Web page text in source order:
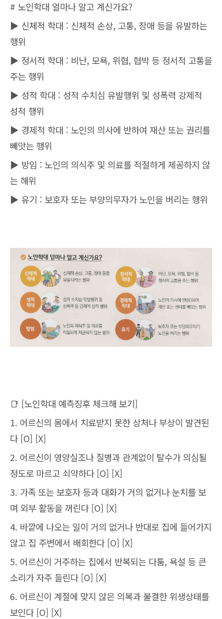
# 노인학대 얼마나 알고 계신가요?
▶ 신체적 학대 : 신체적 손상, 고통, 장애 등을 유발하는
행위
▶ 정서적 학대 : 비난, 모욕, 위협, 협박 등 정서적 고통을
주는 행위
▶ 성적 학대 : 성적 수치심 유발행위 및 성폭력 강제적
성적 행위
▶ 경제적 학대 : 노인의 의사에 반하여 재산 또는 권리를
빼앗는 행위
▶ 방임 : 노인의 의식주 및 의료를 적절하게 제공하지 않
는 해위
▶ 유기 : 보호자 또는 부양의무자가 노인을 버리는 행위
📑 [노인학대 예측징후 체크해 보기]
1. 어르신의 몸에서 치료받지 못한 상처나 부상이 발견된
다 [O] [X]
2. 어르신이 영양실조나 질병과 관계없이 탈수가 의심될
정도로 마르고 쇠약하다 [O] [X]
3. 가족 또는 보호자 등과 대화가 거의 없거나 눈치를 보
며 외부 활동을 꺼린다 [O] [X]
4. 바깥에 나오는 일이 거의 없거나 반대로 집에 들어가지
않고 집 주변에서 배회한다 [O] [X]
5. 어르신이 거주하는 집에서 반복되는 다툼, 욕설 등 큰
소리가 자주 들린다 [O] [X]
6. 어르신이 계절에 맞지 않은 의복과 불결한 위생상태를
보인다 [O] [X]